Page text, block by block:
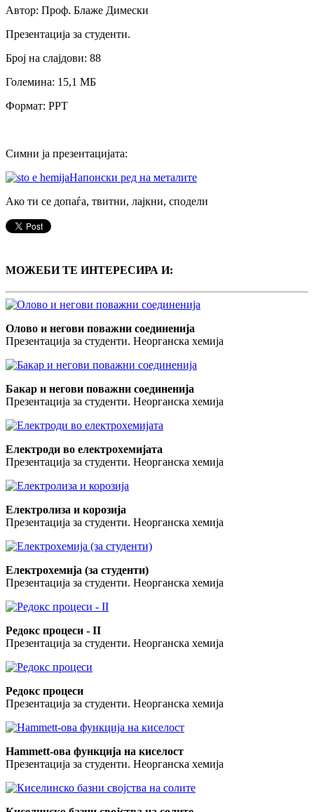
Автор: Проф. Блаже Димески
Презентација за студенти.
Број на слајдови: 88
Големина: 15,1 МБ
Формат: PPT
Симни ја презентацијата:
Напонски ред на металите
Ако ти се допаѓа, твитни, лајкни, сподели
МОЖЕБИ ТЕ ИНТЕРЕСИРА И:
Олово и негови поважни соединенија
Презентација за студенти. Неорганска хемија
Бакар и негови поважни соединенија
Презентација за студенти. Неорганска хемија
Електроди во електрохемијата
Презентација за студенти. Неорганска хемија
Електролиза и корозија
Презентација за студенти. Неорганска хемија
Електрохемија (за студенти)
Презентација за студенти. Неорганска хемија
Редокс процеси - II
Презентација за студенти. Неорганска хемија
Редокс процеси
Презентација за студенти. Неорганска хемија
Hammett-oва функција на киселост
Презентација за студенти. Неорганска хемија